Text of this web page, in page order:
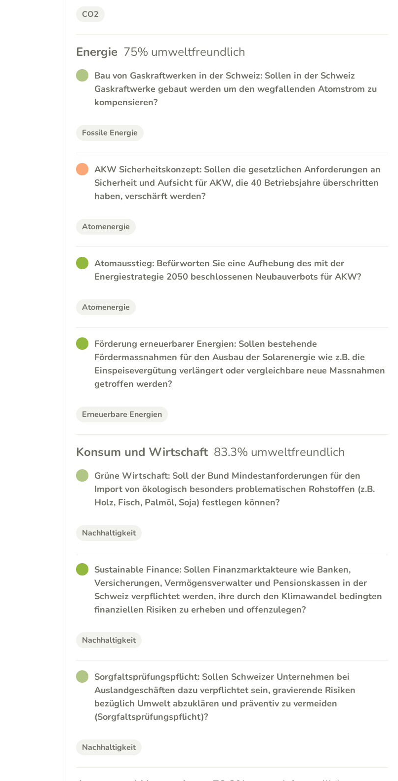
CO2
Energie 75% umweltfreundlich
RATHER_GOOD
Bau von Gaskraftwerken in der Schweiz: Sollen in der Schweiz
Gaskraftwerke gebaut werden um den wegfallenden Atomstrom zu
kompensieren?
Fossile Energie
RATHER_BAD
AKW Sicherheitskonzept: Sollen die gesetzlichen Anforderungen an
Sicherheit und Aufsicht für AKW, die 40 Betriebsjahre überschritten
haben, verschärft werden?
Atomenergie
GOODAtomausstieg: Befürworten Sie eine Aufhebung des mit der
Energiestrategie 2050 beschlossenen Neubauverbots für AKW?
Atomenergie
GOODFörderung erneuerbarer Energien: Sollen bestehende
Fördermassnahmen für den Ausbau der Solarenergie wie z.B. die
Einspeisevergütung verlängert oder vergleichbare neue Massnahmen
getroffen werden?
Erneuerbare Energien
Konsum und Wirtschaft 83.3% umweltfreundlich
RATHER_GOOD
Grüne Wirtschaft: Soll der Bund Mindestanforderungen für den
Import von ökologisch besonders problematischen Rohstoffen (z.B.
Holz, Fisch, Palmöl, Soja) festlegen können?
Nachhaltigkeit
GOODSustainable Finance: Sollen Finanzmarktakteure wie Banken,
Versicherungen, Vermögensverwalter und Pensionskassen in der
Schweiz verpflichtet werden, ihre durch den Klimawandel bedingten
finanziellen Risiken zu erheben und offenzulegen?
Nachhaltigkeit
RATHER_GOOD
Sorgfaltsprüfungspflicht: Sollen Schweizer Unternehmen bei
Auslandgeschäften dazu verpflichtet sein, gravierende Risiken
bezüglich Umwelt abzuklären und präventiv zu vermeiden
(Sorgfaltsprüfungspflicht)?
Nachhaltigkeit